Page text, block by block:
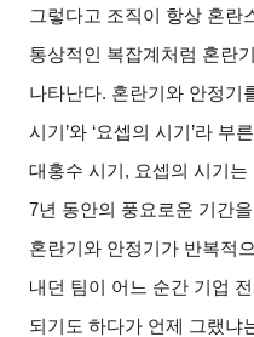
그렇다고 조직이 항상 혼란
통상적인 복잡계처럼 혼란
나타난다. 혼란기와 안정기
시기’와 ‘요셉의 시기’라
대홍수 시기, 요셉의 시기
7년 동안의 풍요로운 기간
혼란기와 안정기가 반복적
내던 팀이 어느 순간 기업
되기도 하다가 언제 그랬냐